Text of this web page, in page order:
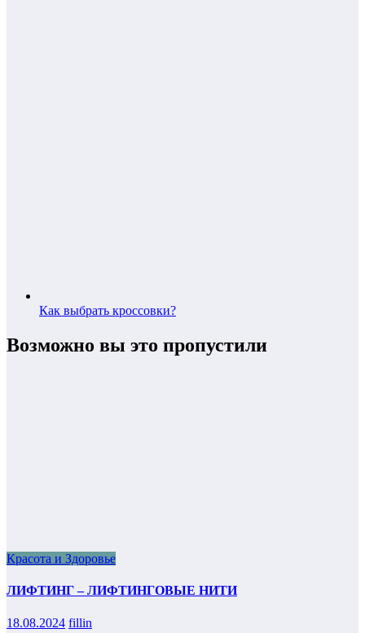
Как выбрать кроссовки?
Возможно вы это пропустили
Красота и Здоровье
ЛИФТИНГ – ЛИФТИНГОВЫЕ НИТИ
18.08.2024 fillin